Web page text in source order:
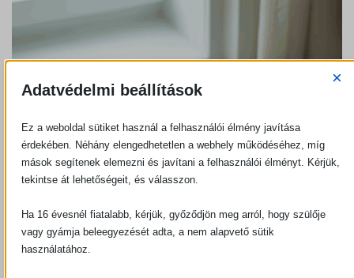
Adatvédelmi beállítások
×
Ez a weboldal sütiket használ a felhasználói élmény javítása
érdekében. Néhány elengedhetetlen a webhely működéséhez, míg
mások segítenek elemezni és javítani a felhasználói élményt. Kérjük,
tekintse át lehetőségeit, és válasszon.
Ha 16 évesnél fiatalabb, kérjük, győződjön meg arról, hogy szülője
vagy gyámja beleegyezését adta, a nem alapvető sütik
használatához.